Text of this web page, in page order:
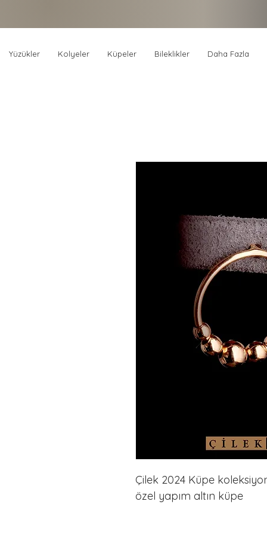
Yüzükler Kolyeler Küpeler Bileklikler Daha Fazla
Çilek 2024 Küpe
özel yapım altın küpe